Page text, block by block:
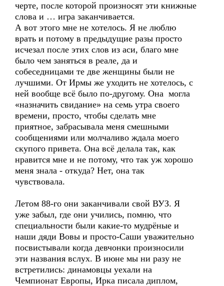
черте, после которой произносят эти книжные
слова и … игра заканчивается.
А вот этого мне не хотелось. Я не люблю
врать и потому в предыдущие разы просто
исчезал после этих слов из аси, благо мне
было чем заняться в реале, да и
собеседницами те две женщины были не
лучшими. От Ирмы же уходить не хотелось, с
ней вообще всё было по-другому. Она могла
«назначить свидание» на семь утра своего
времени, просто, чтобы сделать мне
приятное, забрасывала меня смешными
сообщениями или молчаливо ждала моего
скупого привета. Она всё делала так, как
нравится мне и не потому, что так уж хорошо
меня знала - откуда? Нет, она так
чувствовала.
Летом 88-го они заканчивали свой ВУЗ. Я
уже забыл, где они учились, помню, что
специальности были какие-то мудрёные и
наши дяди Вовы и просто-Саши уважительно
посвистывали когда девчонки произносили
эти названия вслух. В июне мы ни разу не
встретились: динамовцы уехали на
Чемпионат Европы, Ирка писала диплом,